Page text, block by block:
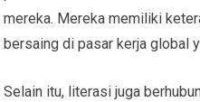
mereka. Mereka memiliki
bersaing di pasar kerja global
Selain itu, literasi juga